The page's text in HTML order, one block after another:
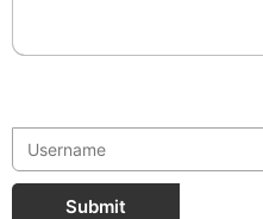
Submit